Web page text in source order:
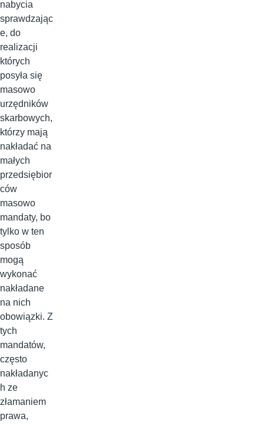
nabycia
sprawdzając
e, do
realizacji
których
posyła się
masowo
urzędników
skarbowych,
którzy mają
nakładać na
małych
przedsiębior
ców
masowo
mandaty, bo
tylko w ten
sposób
mogą
wykonać
nakładane
na nich
obowiązki. Z
tych
mandatów,
często
nakładanyc
h ze
złamaniem
prawa,